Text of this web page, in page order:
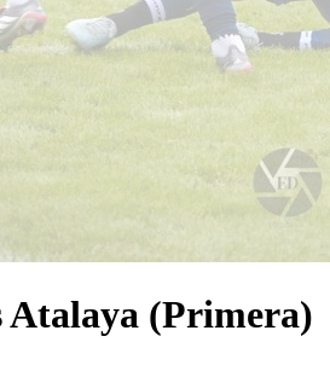
Atalaya (Primera)